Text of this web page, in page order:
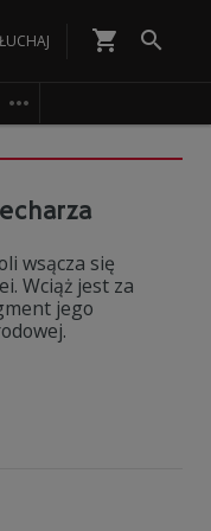
shopping_cart 

wsącza się
Wciąż jest za
jego